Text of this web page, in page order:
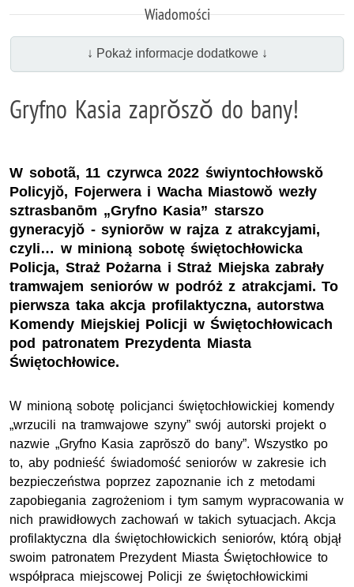
Wiadomości
↓ Pokaż informacje dodatkowe ↓
Gryfno Kasia zaprŏszŏ do bany!
W sobotã, 11 czyrwca 2022 świyntochłowskŏ
Policyjŏ, Fojerwera i Wacha Miastowŏ wezły
sztrasbanōm „Gryfno Kasia” starszo
gyneracyjŏ - syniorōw w rajza z atrakcyjami,
czyli… w minioną sobotę świętochłowicka
Policja, Straż Pożarna i Straż Miejska zabrały
tramwajem seniorów w podróż z atrakcjami. To
pierwsza taka akcja profilaktyczna, autorstwa
Komendy Miejskiej Policji w Świętochłowicach
pod patronatem Prezydenta Miasta
Świętochłowice.
W minioną sobotę policjanci świętochłowickiej komendy
„wrzucili na tramwajowe szyny” swój autorski projekt o
nazwie „Gryfno Kasia zaprŏszŏ do bany”. Wszystko po
to, aby podnieść świadomość seniorów w zakresie ich
bezpieczeństwa poprzez zapoznanie ich z metodami
zapobiegania zagrożeniom i tym samym wypracowania w
nich prawidłowych zachowań w takich sytuacjach. Akcja
profilaktyczna dla świętochłowickich seniorów, którą objął
swoim patronatem Prezydent Miasta Świętochłowice to
współpraca miejscowej Policji ze świętochłowickimi